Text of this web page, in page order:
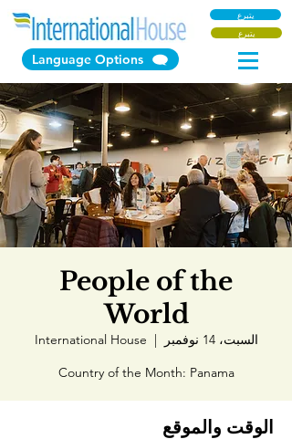
Language Options
يتبرع
يتبرع
People of the
World
السبت، 14 نوفمبر
  |
International House
Country of the Month: Panama
الوقت والموقع